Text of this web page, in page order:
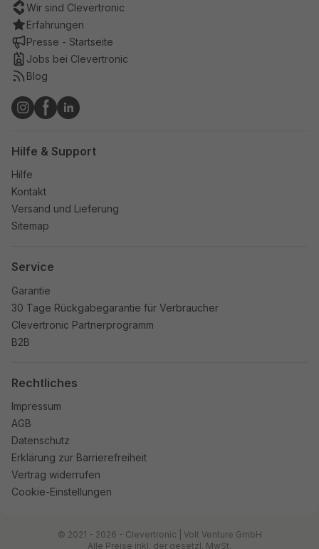
Wir sind Clevertronic
Erfahrungen
Presse - Startseite
Jobs bei Clevertronic
Blog
Hilfe & Support
Hilfe
Kontakt
Versand und Lieferung
Sitemap
Service
Garantie
30 Tage Rückgabegarantie für Verbraucher
Clevertronic Partnerprogramm
B2B
Rechtliches
Impressum
AGB
Datenschutz
Erklärung zur Barrierefreiheit
Vertrag widerrufen
Cookie-Einstellungen
© 2021 - 2026 - Clevertronic | Volt Venture GmbH
Alle Preise inkl. der gesetzl. MwSt.